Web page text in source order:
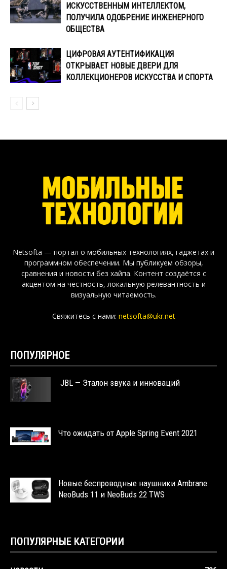
ИСКУССТВЕННЫМ ИНТЕЛЛЕКТОМ,
ПОЛУЧИЛА ОДОБРЕНИЕ ИНЖЕНЕРНОГО
ОБЩЕСТВА
ЦИФРОВАЯ АУТЕНТИФИКАЦИЯ
ОТКРЫВАЕТ НОВЫЕ ДВЕРИ ДЛЯ
КОЛЛЕКЦИОНЕРОВ ИСКУССТВА И СПОРТА
Netsofta — портал о мобильных технологиях, гаджетах и
программном обеспечении. Мы публикуем обзоры,
сравнения и новости без хайпа. Контент создаётся с
акцентом на честность, локальную релевантность и
визуальную читаемость.
Свяжитесь с нами: netsofta@ukr.net
ПОПУЛЯРНОЕ
JBL — Эталон звука и инноваций
Что ожидать от Apple Spring Event 2021
Новые беспроводные наушники Ambrane
NeoBuds 11 и NeoBuds 22 TWS
ПОПУЛЯРНЫЕ КАТЕГОРИИ